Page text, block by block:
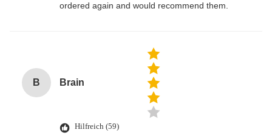
ordered again and would recommend them.
B Brain
Hilfreich (59)